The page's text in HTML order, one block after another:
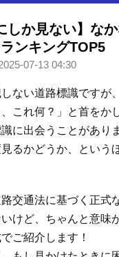
しか見ない】な
ンキングTOP5
07-13 04:30
ない道路標識ですが
これ何？」と首をか
に出会うことがあり
るかどうか、という
交通法に基づく正式
けど、ちゃんと意味
ご紹介します！